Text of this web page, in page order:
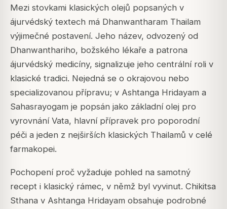
Mezi stovkami klasických olejů popsaných v
ájurvédský textech má Dhanwantharam Thailam
výjimečné postavení. Jeho název, odvozený od
Dhanwanthariho, božského lékaře a patrona
ájurvédský medicíny, signalizuje jeho centrální roli v
klasické tradici. Nejedná se o okrajovou nebo
specializovanou přípravu; v Ashtanga Hridayam a
Sahasrayogam je popsán jako základní olej pro
vyrovnání Vata, hlavní přípravek pro poporodní
péči a jeden z nejširších klasických Thailamů v celé
farmakopei.
Pochopení proč vyžaduje pohled na samotný
recept i klasický rámec, v němž byl vyvinut. Chikitsa
Sthana v Ashtanga Hridayam obsahuje podrobné